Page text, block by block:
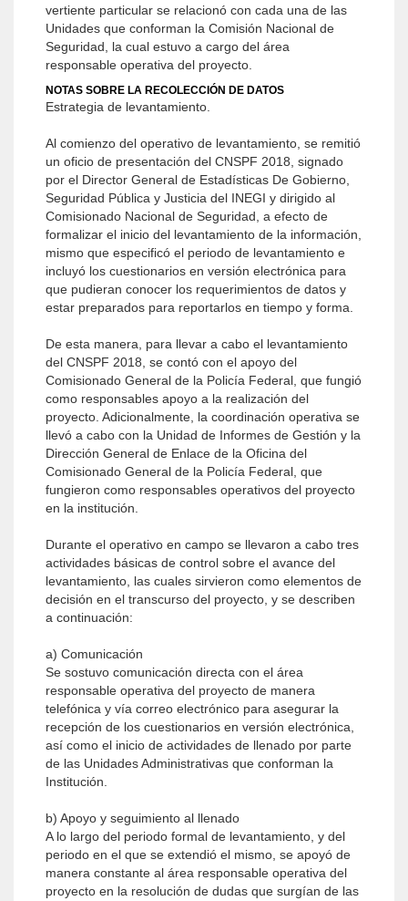
vertiente particular se relacionó con cada una de las
Unidades que conforman la Comisión Nacional de
Seguridad, la cual estuvo a cargo del área
responsable operativa del proyecto.
NOTAS SOBRE LA RECOLECCIÓN DE DATOS
Estrategia de levantamiento.
Al comienzo del operativo de levantamiento, se remitió
un oficio de presentación del CNSPF 2018, signado
por el Director General de Estadísticas De Gobierno,
Seguridad Pública y Justicia del INEGI y dirigido al
Comisionado Nacional de Seguridad, a efecto de
formalizar el inicio del levantamiento de la información,
mismo que especificó el periodo de levantamiento e
incluyó los cuestionarios en versión electrónica para
que pudieran conocer los requerimientos de datos y
estar preparados para reportarlos en tiempo y forma.
De esta manera, para llevar a cabo el levantamiento
del CNSPF 2018, se contó con el apoyo del
Comisionado General de la Policía Federal, que fungió
como responsables apoyo a la realización del
proyecto. Adicionalmente, la coordinación operativa se
llevó a cabo con la Unidad de Informes de Gestión y la
Dirección General de Enlace de la Oficina del
Comisionado General de la Policía Federal, que
fungieron como responsables operativos del proyecto
en la institución.
Durante el operativo en campo se llevaron a cabo tres
actividades básicas de control sobre el avance del
levantamiento, las cuales sirvieron como elementos de
decisión en el transcurso del proyecto, y se describen
a continuación:
a) Comunicación
Se sostuvo comunicación directa con el área
responsable operativa del proyecto de manera
telefónica y vía correo electrónico para asegurar la
recepción de los cuestionarios en versión electrónica,
así como el inicio de actividades de llenado por parte
de las Unidades Administrativas que conforman la
Institución.
b) Apoyo y seguimiento al llenado
A lo largo del periodo formal de levantamiento, y del
periodo en el que se extendió el mismo, se apoyó de
manera constante al área responsable operativa del
proyecto en la resolución de dudas que surgían de las